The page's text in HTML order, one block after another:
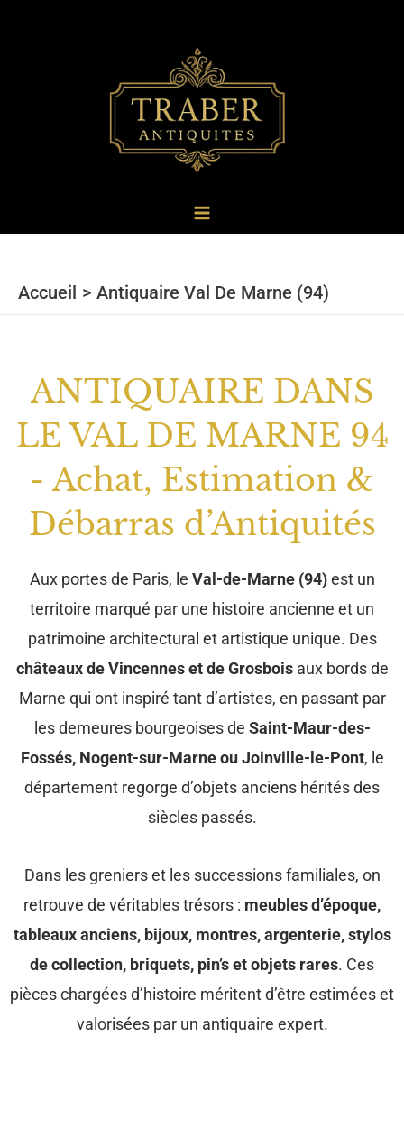
Accueil Antiquaire Val De Marne (94)
ANTIQUAIRE DANS
LE VAL DE MARNE 94
- Achat, Estimation &
Débarras d’Antiquités
Aux portes de Paris, le Val-de-Marne (94)est un
territoire marqué par une histoire ancienne et un
patrimoine architectural et artistique unique. Des
châteaux de Vincennes et de Grosboisaux bords de
Marne qui ont inspiré tant d’artistes, en passant par
les demeures bourgeoises de Saint-Maur-des-
Fossés, Nogent-sur-Marne ou Joinville-le-Pont, le
département regorge d’objets anciens hérités des
siècles passés.
Dans les greniers et les successions familiales, on
retrouve de véritables trésors : meubles d’époque,
tableaux anciens, bijoux, montres, argenterie, stylos
de collection, briquets, pin’s et objets rares. Ces
pièces chargées d’histoire méritent d’être estimées et
valorisées par un antiquaire expert.